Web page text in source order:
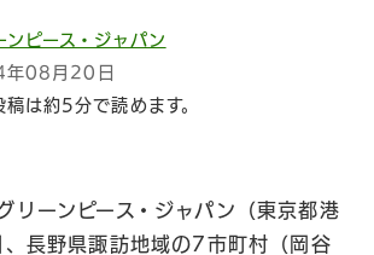
ンピース・ジャパン
08月20日
稿は約5分で読めます。
リーンピース・ジャパン（東京都港
長野県諏訪地域の7市町村（岡谷